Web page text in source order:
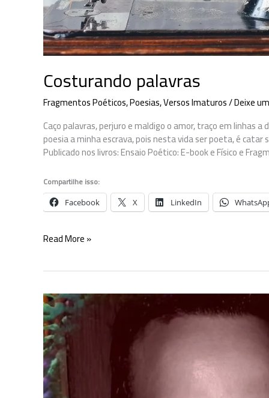
Costurando palavras
Fragmentos Poéticos,Poesias,Versos Imaturos/Deixe
Caço palavras, perjuro e maldigo o amor, traço em linhas
poesia a minha escrava, pois nesta vida ser poeta, é
Publicado nos livros: Ensaio Poético: E-book e Físico e
Compartilhe isso:
Facebook X LinkedIn
Costurando
Read More »